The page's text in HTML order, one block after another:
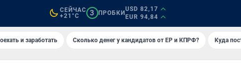
СЕЙЧАС
+21°C
3 ПРОБКИ
USD 82,17
EUR 94,84
и заработать Сколько денег у кандидатов от ЕР и КПРФ? Куда